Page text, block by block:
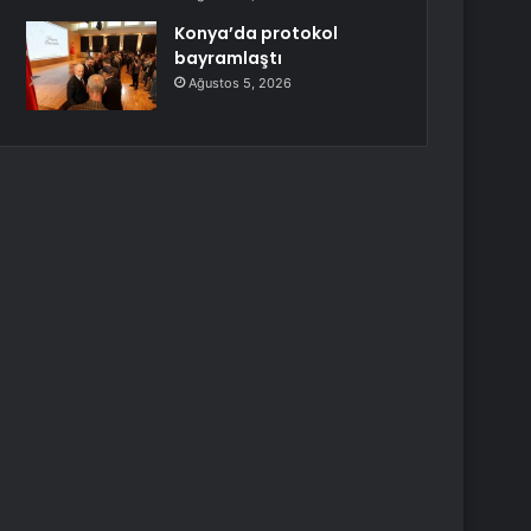
Konya’da protokol
bayramlaştı
Ağustos 5, 2026